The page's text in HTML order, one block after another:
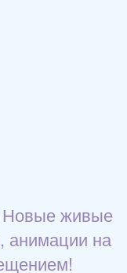
Новые живые
анимации на